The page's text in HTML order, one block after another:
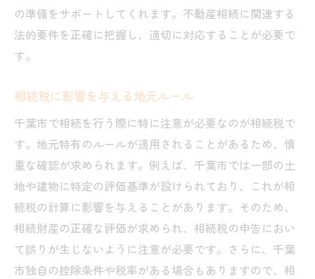
の準備をサポートしてくれます。不動産相続に関連する
法的要件を正確に把握し、適切に対応することが必要で
す。
相続税に影響を与える地元ルール
千葉市で相続を行う際に特に注意が必要なのが相続税で
す。地元特有のルールが適用されることがあるため、慎
重な確認が求められます。例えば、千葉市では一部の土
地や建物に特定の評価基準が設けられており、これが相
続税の計算に影響を与えることがあります。そのため、
相続財産の正確な評価が求められ、相続税の申告におい
て誤りが生じないように注意が必要です。さらに、千葉
市独自の控除条件や税率がある場合もありますので、相